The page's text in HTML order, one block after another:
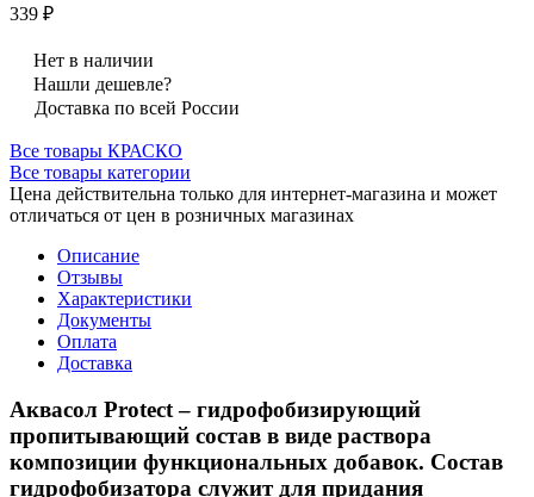
339 ₽
Нет в наличии
Нашли дешевле?
Доставка по всей России
Все товары КРАСКО
Все товары категории
Цена действительна только для интернет-магазина и может
отличаться от цен в розничных магазинах
Описание
Отзывы
Характеристики
Документы
Оплата
Доставка
Аквасол Protect– гидрофобизирующий
пропитывающий состав в виде раствора
композиции функциональных добавок. Состав
гидрофобизатора служит для придания